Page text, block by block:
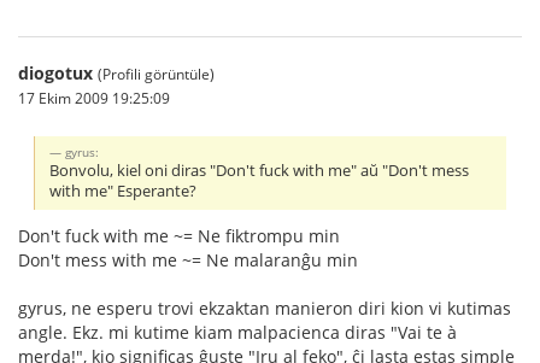
diogotux (Profili görüntüle)
17 Ekim 2009 19:25:09
gyrus:
Bonvolu, kiel oni diras "Don't fuck with me" aŭ "Don't mess
with me" Esperante?
Don't fuck with me ~= Ne fiktrompu min
Don't mess with me ~= Ne malaranĝu min
gyrus, ne esperu trovi ekzaktan manieron diri kion vi kutimas
angle. Ekz. mi kutime kiam malpacienca diras "Vai te à
merda!", kio significas ĝuste "Iru al feko", ĉi lasta estas simple